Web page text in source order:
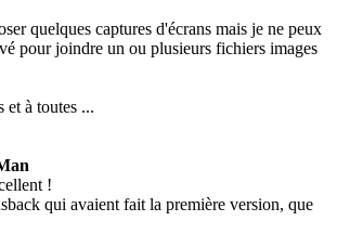
quelques captures d'écrans mais je ne peux
pour joindre un ou plusieurs fichiers images
et à toutes ...
!
qui avaient fait la première version, que